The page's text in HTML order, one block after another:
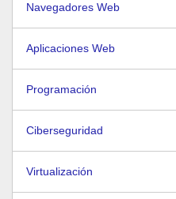
Navegadores Web
Aplicaciones Web
Programación
Ciberseguridad
Virtualización